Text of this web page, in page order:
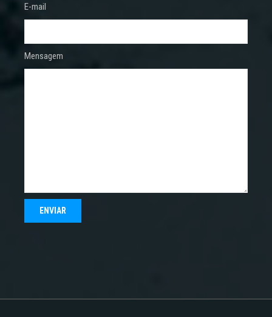
E-mail
Mensagem